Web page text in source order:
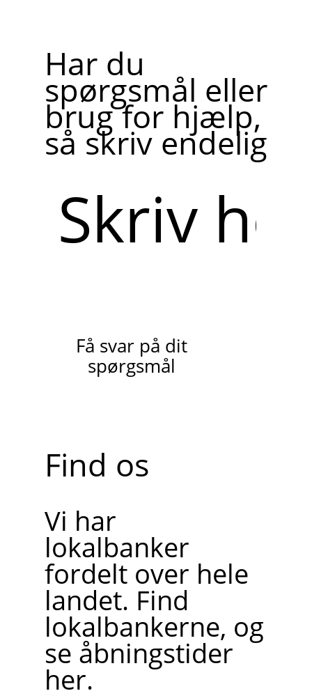
Har du
spørgsmål eller
brug for hjælp,
så skriv endelig
her
Få svar på dit
spørgsmål
Find os
Vi har
lokalbanker
fordelt over hele
landet. Find
lokalbankerne, og
se åbningstider
her.